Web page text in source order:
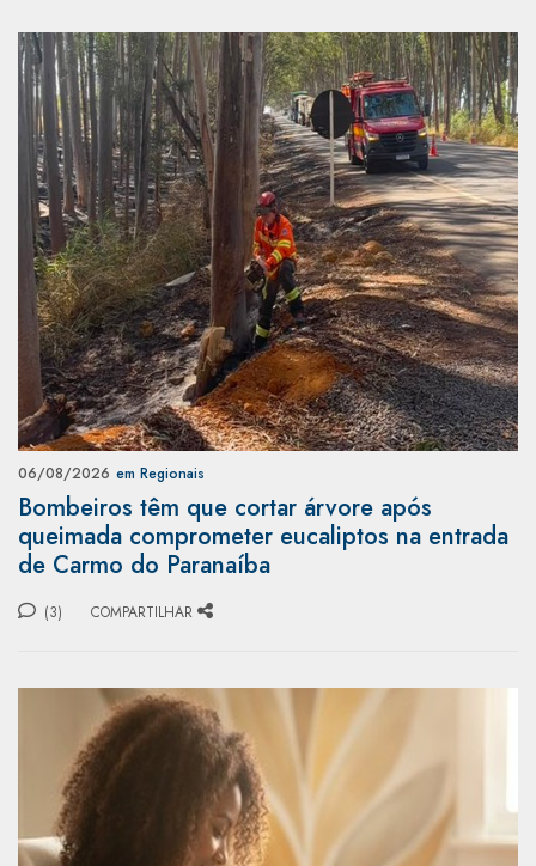
06/08/2026 em Regionais
Bombeiros têm que cortar árvore após
queimada comprometer eucaliptos na entrada
de Carmo do Paranaíba
(3) COMPARTILHAR